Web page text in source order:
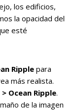
los edificios,
la opacidad del
esté
Ripple para
más realista.
Ocean Ripple.
de la imagen